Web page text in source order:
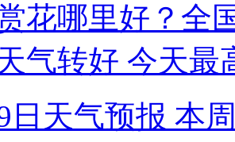
花哪里好？全
气转好 今天
日天气预报 本